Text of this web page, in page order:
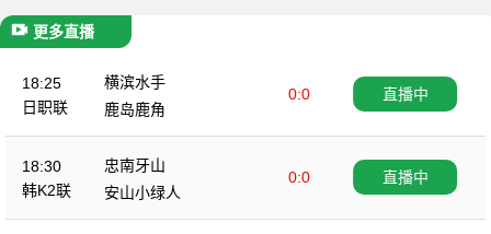
更多直播
18:25
日职联
横滨水手
0:0
鹿岛鹿角
直播中
18:30
韩K2联
忠南牙山
0:0
安山小绿人
直播中